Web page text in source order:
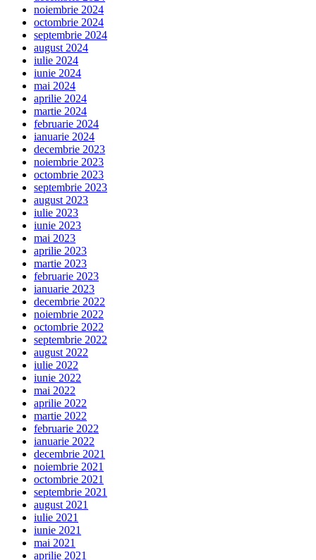
noiembrie 2024
octombrie 2024
septembrie 2024
august 2024
iulie 2024
iunie 2024
mai 2024
aprilie 2024
martie 2024
februarie 2024
ianuarie 2024
decembrie 2023
noiembrie 2023
octombrie 2023
septembrie 2023
august 2023
iulie 2023
iunie 2023
mai 2023
aprilie 2023
martie 2023
februarie 2023
ianuarie 2023
decembrie 2022
noiembrie 2022
octombrie 2022
septembrie 2022
august 2022
iulie 2022
iunie 2022
mai 2022
aprilie 2022
martie 2022
februarie 2022
ianuarie 2022
decembrie 2021
noiembrie 2021
octombrie 2021
septembrie 2021
august 2021
iulie 2021
iunie 2021
mai 2021
aprilie 2021